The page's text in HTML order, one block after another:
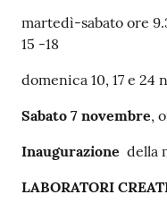
martedì-sabato ore
15 -18
domenica 10, 17 e 24
Sabato 7 novembre,
Inaugurazione della
LABORATORI